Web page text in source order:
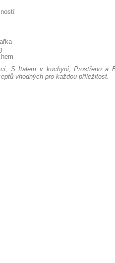
S Italem v kuchyni, Prostřeno a
vhodných pro každou příležitost.